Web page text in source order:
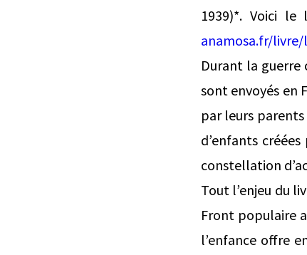
1939)*. Voici
anamosa.fr/
Durant la guerre
sont envoyés en
par leurs parents
d’enfants
constellation
Tout l’enjeu du
Front populaire
l’enfance offre